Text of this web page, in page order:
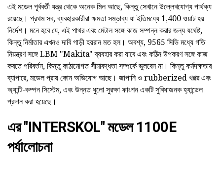
এই মডেল পূর্ববর্তী যন্ত্র থেকে অনেক মিল আছে, কিন্তু সেখানে উল্লেখযোগ্য পার্থক্য
রয়েছে। প্রথম সব, ব্যবহারকারীরা ক্ষমতা সম্ভাব্য যা ইতিমধ্যে 1,400 ওয়াট হয়
নির্দেশ। মনে হবে যে, এই পাথর এবং মেটাল সঙ্গে কাজ সম্পন্ন করার জন্য যথেষ্ট,
কিন্তু নির্মাতার এখনও দাবি গাড়ী হয়রান মত হল। অবশ্য, 9565 সিভি মধ্যে গতি
নিয়ন্ত্রণ সঙ্গে LBM "Makita" ব্যবহার করা যাবে এবং কঠিন উপকরণ সঙ্গে কাজ
করতে পরিবর্তন, কিন্তু কাঠামোগত সীমাবদ্ধতা সম্পর্কে ভুলবেন না। কিন্তু কর্মদক্ষতার
ব্যাপারে, মডেল প্রায় কোন অভিযোগ আছে। জাপানি ও rubberized খপ্পর এবং
অ্যান্টি-কম্পন সিস্টেম, এবং উন্নত ধুলো সুরক্ষা ফাংশন একটি সুবিধাজনক হ্যান্ডেল
প্রদান করা হয়েছে।
এর "INTERSKOL" মডেল 1100E
পর্যালোচনা